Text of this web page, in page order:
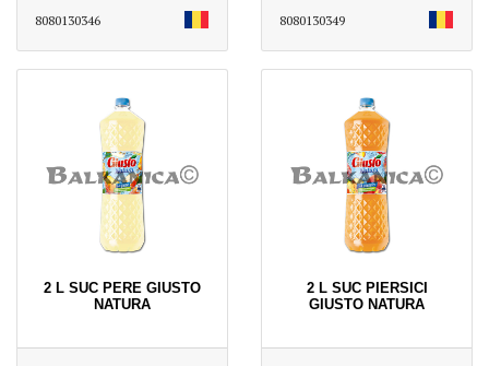
8080130346 8080130349
2 L SUC PERE GIUSTO
NATURA
2 L SUC PIERSICI
GIUSTO NATURA